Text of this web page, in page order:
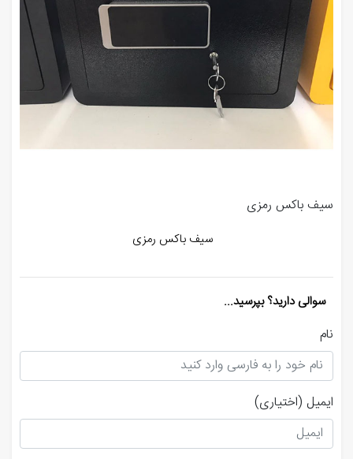
سیف باکس رمزی
سیف باکس رمزی
سوالی دارید؟ بپرسید...
نام
ایمیل (اختیاری)